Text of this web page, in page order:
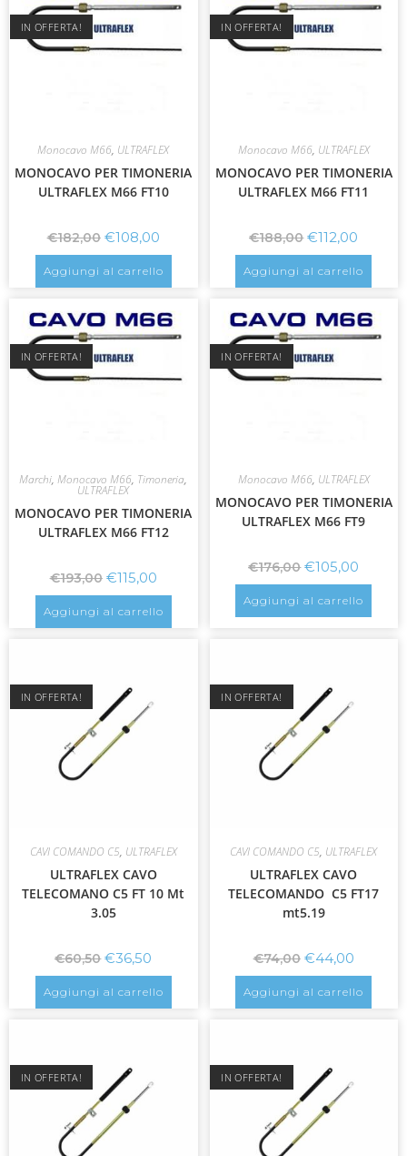
IN OFFERTA!
Monocavo M66, ULTRAFLEX
MONOCAVO PER TIMONERIA
ULTRAFLEX M66 FT10
€182,00 €108,00
Aggiungi al carrello
IN OFFERTA!
Monocavo M66, ULTRAFLEX
MONOCAVO PER TIMONERIA
ULTRAFLEX M66 FT11
€188,00 €112,00
Aggiungi al carrello
IN OFFERTA!
Marchi,Monocavo M66, Timoneria,
ULTRAFLEX
MONOCAVO PER TIMONERIA
ULTRAFLEX M66 FT12
€193,00 €115,00
Aggiungi al carrello
IN OFFERTA!
Monocavo M66, ULTRAFLEX
MONOCAVO PER TIMONERIA
ULTRAFLEX M66 FT9
€176,00 €105,00
Aggiungi al carrello
IN OFFERTA!
CAVI COMANDO C5, ULTRAFLEX
ULTRAFLEX CAVO
TELECOMANO C5 FT 10 Mt
3.05
€60,50 €36,50
Aggiungi al carrello
IN OFFERTA!
CAVI COMANDO C5, ULTRAFLEX
ULTRAFLEX CAVO
TELECOMANDO C5 FT17
mt5.19
€74,00 €44,00
Aggiungi al carrello
IN OFFERTA! IN OFFERTA!